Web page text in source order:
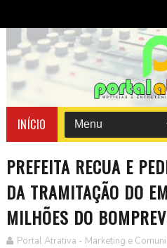
INÍCIO
PREFEITA RECUA E
DA TRAMITAÇÃO DO
MILHÕES DO BOMPREV
Portal Atrativa - Marketing e